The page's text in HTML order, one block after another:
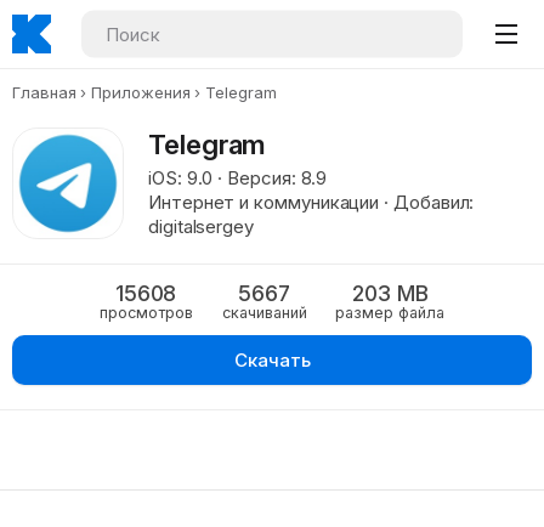
Главная Приложения Telegram
Telegram
iOS: 9.0 · Версия: 8.9
Интернет и коммуникации · Добавил:
digitalsergey
15608
просмотров
5667
скачиваний
203 MB
размер файла
Скачать